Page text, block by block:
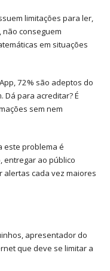
limitações para ler,
conseguem
em situações
72% são adeptos do
Dá para acreditar? É
sem nem
este problema é
entregar ao público
alertas cada vez maiores
apresentador do
que deve se limitar a